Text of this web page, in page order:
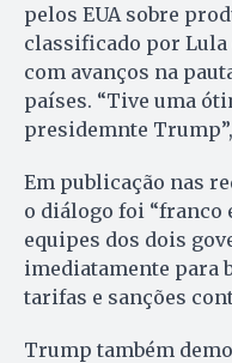
pelos EUA sobre
classificado por Lula
com avanços na
países. “Tive uma
presidemnte
Em publicação nas
o diálogo foi “franco
equipes dos dois
imediatamente para
tarifas e sanções
Trump também